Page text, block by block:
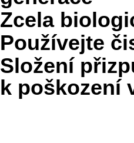
Zcela
Používejte
Složení
k poškození